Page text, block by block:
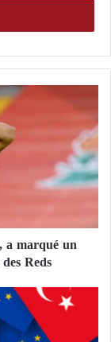
ont tiré
séparer les
autorisé.
fin de journée
147 personnes
Paris.
a marqué un
Reds